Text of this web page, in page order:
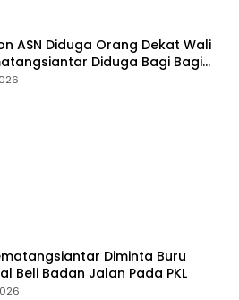
ASN Diduga Orang Dekat Wali
Diduga Bagi Bagi
Diminta Buru
Beli Badan Jalan Pada PKL